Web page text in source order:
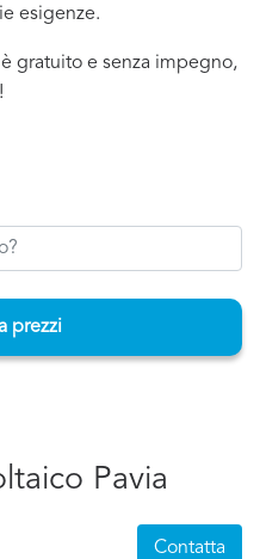
esigenze.
gratuito e senza impegno,
prezzi
Pavia
Contatta